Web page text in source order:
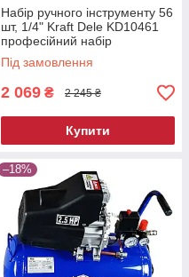
Набір ручного інструменту 56
шт, 1/4" Kraft Dele KD10461
професійний набір
інструментів
Під замовлення
2 069 ₴ 2 245 ₴
Купити
–18%